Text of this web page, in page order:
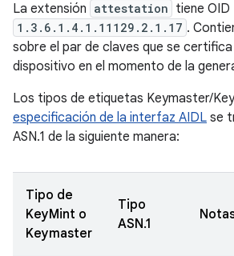
La extensión attestation tiene OID
1.3.6.1.4.1.11129.2.1.17 .
sobre el par de claves que se
dispositivo en el momento de la
Los tipos de etiquetas Keymaster/
especificación de la interfaz AIDL se
ASN.1 de la siguiente manera:
Tipo de
KeyMint o
Keymaster
Tipo
ASN.1